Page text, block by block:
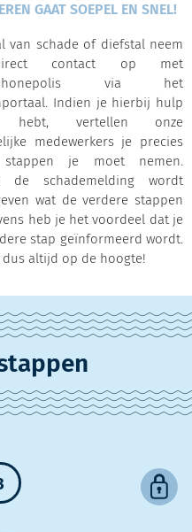
GAAT SOEPEL EN SNEL!
van schade of diefstal neem
contact op met
via het
Indien je hierbij hulp
hebt, vertellen onze
medewerkers je precies
stappen je moet nemen.
de schademelding wordt
wat de verdere stappen
heb je het voordeel dat je
stap geïnformeerd wordt.
dus altijd op de hoogte!